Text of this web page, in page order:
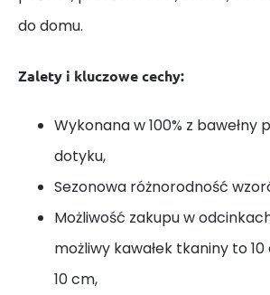
do domu.
Zalety i kluczowe cechy:
Wykonana w 100% z
dotyku,
Sezonowa różnorodność
Możliwość zakupu w
możliwy kawałek tkaniny to
10 cm,